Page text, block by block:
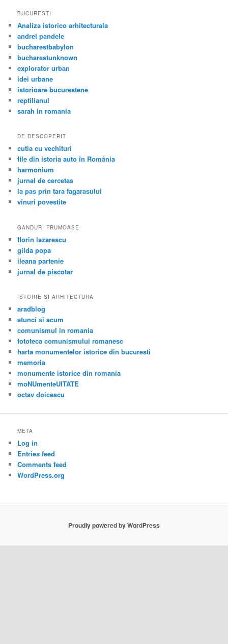
BUCURESTI
Analiza istorico arhitecturala
andrei pandele
bucharestbabylon
bucharestunknown
explorator urban
idei urbane
istorioare bucurestene
reptilianul
sarah in romania
DE DESCOPERIT
cutia cu vechituri
file din istoria auto în România
harmonium
jurnal de cercetas
la pas prin tara fagarasului
vinuri povestite
GANDURI FRUMOASE
florin lazarescu
gilda popa
ileana partenie
jurnal de piscotar
ISTORIE SI ARHITECTURA
aradblog
atunci si acum
comunismul in romania
fototeca comunismului romanesc
harta monumentelor istorice din bucuresti
memoria
monumente istorice din romania
moNUmenteUITATE
octav doicescu
META
Log in
Entries feed
Comments feed
WordPress.org
Proudly powered by WordPress